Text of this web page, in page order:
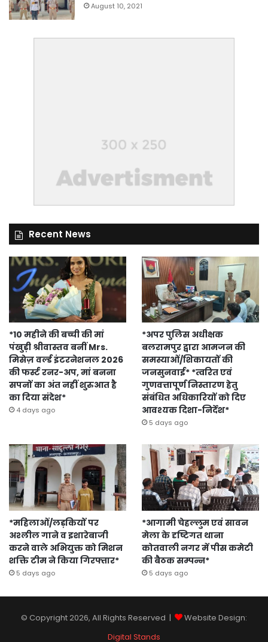
August 10, 2021
Recent News
*10 महीने की बच्ची की मां
पंखुड़ी श्रीवास्तव बनीं Mrs.
मिसेज़ वर्ल्ड इंटरनेशनल 2026
की फर्स्ट रनर-अप, मां बनना
सपनों का अंत नहीं शुरुआत है
का दिया संदेश*
4 days ago
*अपर पुलिस अधीक्षक
बलरामपुर द्वारा आमजन की
समस्याओं/शिकायतों की
जनसुनवाई* *त्वरित एवं
गुणवत्तापूर्ण निस्तारण हेतु
संबंधित अधिकारियों को दिए
आवश्यक दिशा-निर्देश*
5 days ago
*महिलाओं/लड़कियों पर
अश्लील गाने व इशारेबाजी
करने वाले अभियुक्त को मिशन
शक्ति टीम ने किया गिरफ्तार*
5 days ago
*आगामी चेहल्लुम एवं सावन
मेला के दृष्टिगत थाना
कोतवाली नगर में पीस कमेटी
की बैठक सम्पन्न*
5 days ago
© Copyright 2026, All Rights Reserved |
Website Design:
Digital Stands